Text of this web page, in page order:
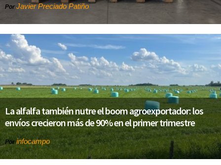
Por Javier Preciado Patiño
La alfalfa también nutre el boom agroexportador: los
envíos crecieron más de 90% en el primer trimestre
Porinfocampo